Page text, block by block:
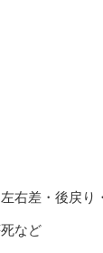
右差・後戻り
など